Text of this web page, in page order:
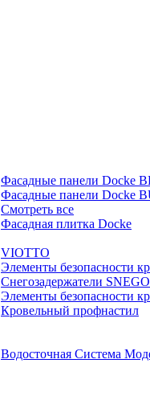
Фасадные панели Docke
Фасадные панели Docke
Смотреть все
Фасадная плитка Docke
VIOTTO
Элементы безопасности
Снегозадержатели
Элементы безопасности
Кровельный профнастил
Водосточная Система